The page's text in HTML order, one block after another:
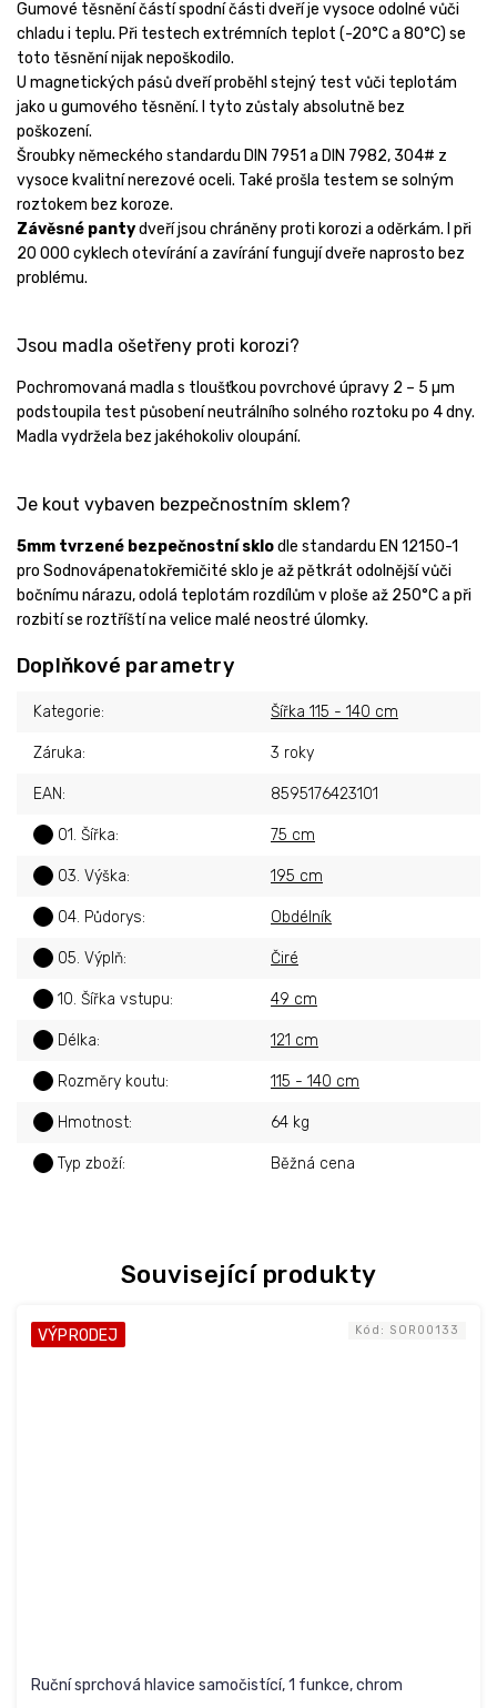
Související produkty
VÝPRODEJ
Ruční sprchová hlavice samočistící, 1 funkce, chrom
Kód: SOR00133
Gumové těsnění částí spodní části dveří je vysoce odolné vůči
chladu i teplu. Při testech extrémních teplot (-20°C a 80°C) se
toto těsnění nijak nepoškodilo.
U magnetických pásů dveří proběhl stejný test vůči teplotám
jako u gumového těsnění. I tyto zůstaly absolutně bez
poškození.
Šroubky německého standardu DIN 7951 a DIN 7982, 304# z
vysoce kvalitní nerezové oceli. Také prošla testem se solným
roztokem bez koroze.
Závěsné pantydveří jsou chráněny proti korozi a oděrkám. I při
20 000 cyklech otevírání a zavírání fungují dveře naprosto bez
problému.
Jsou madla ošetřeny proti korozi?
Pochromovaná madla s tloušťkou povrchové úpravy 2 – 5 µm
podstoupila test působení neutrálního solného roztoku po 4 dny.
Madla vydržela bez jakéhokoliv oloupání.
Je kout vybaven bezpečnostním sklem?
5mm tvrzené bezpečnostní sklodle standardu EN 12150-1
pro Sodnovápenatokřemičité sklo je až pětkrát odolnější vůči
bočnímu nárazu, odolá teplotám rozdílům v ploše až 250°C a při
rozbití se roztříští na velice malé neostré úlomky.
Doplňkové parametry
Kategorie: Šířka 115 - 140 cm
Záruka: 3 roky
EAN: 8595176423101
01. Šířka: 75 cm
03. Výška: 195 cm
04. Půdorys: Obdélník
05. Výplň: Čiré
10. Šířka vstupu: 49 cm
Délka: 121 cm
Rozměry koutu: 115 - 140 cm
Hmotnost: 64 kg
Typ zboží: Běžná cena